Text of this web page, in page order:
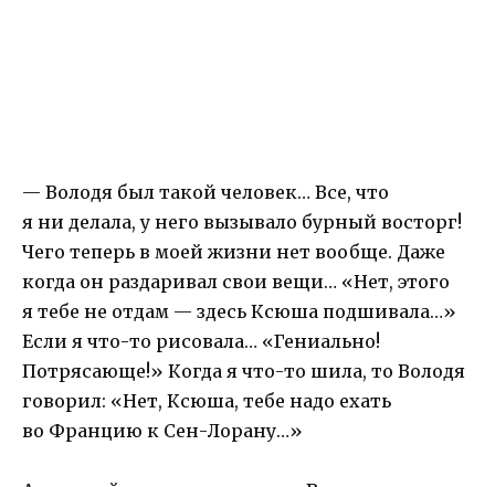
— Володя был такой человек… Все, что
я ни делала, у него вызывало бурный восторг!
Чего теперь в моей жизни нет вообще. Даже
когда он раздаривал свои вещи… «Нет, этого
я тебе не отдам — здесь Ксюша подшивала…»
Если я что-то рисовала… «Гениально!
Потрясающе!» Когда я что-то шила, то Володя
говорил: «Нет, Ксюша, тебе надо ехать
во Францию к Сен-Лорану…»